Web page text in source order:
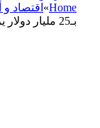
Home
» اقتصاد
بـ25 مليار دولار يربط إفريقيا بأوروبا